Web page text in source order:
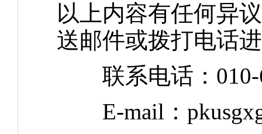
以上内容有任何异
送邮件或拨打电话
联系电话：010-
E-mail：